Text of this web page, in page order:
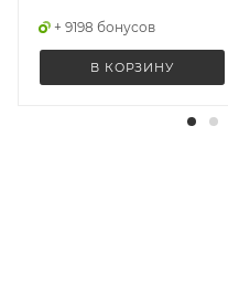
+ 9198 бонусов
В КОРЗИНУ